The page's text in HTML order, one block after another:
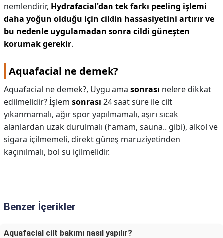
nemlendirir, Hydrafacial'dan tek farkı peeling işlemi
daha yoğun olduğu için cildin hassasiyetini artırır ve
bu nedenle uygulamadan sonra cildi güneşten
korumak gerekir.
Aquafacial ne demek?
Aquafacial ne demek?, Uygulama sonrası nelere dikkat
edilmelidir? İşlem sonrası 24 saat süre ile cilt
yıkanmamalı, ağır spor yapılmamalı, aşırı sıcak
alanlardan uzak durulmalı (hamam, sauna.. gibi), alkol ve
sigara içilmemeli, direkt güneş maruziyetinden
kaçınılmalı, bol su içilmelidir.
Benzer İçerikler
Aquafacial cilt bakımı nasıl yapılır?